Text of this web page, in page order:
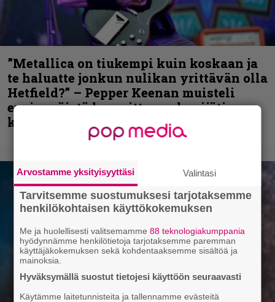
”Metallica on tiukempi kuin koskaan ja
te haluatte jonkun nulikan yrittävän olla
Hetfield?” – Pepper Keenan muisteli
ensimmäistä koesoittoaan hevijätin
kanssa
Arvostamme yksityisyyttäsi Valintasi
Tarvitsemme suostumuksesi tarjotaksemme
henkilökohtaisen käyttökokemuksen
Me ja huolellisesti valitsemamme88 teknologiakumppania
hyödynnämme henkilötietoja tarjotaksemme paremman
käyttäjäkokemuksen sekä kohdentaaksemme sisältöä ja
mainoksia.
Hyväksymällä suostut tietojesi käyttöön seuraavasti
Käytämme laitetunnisteita ja tallennamme evästeitä